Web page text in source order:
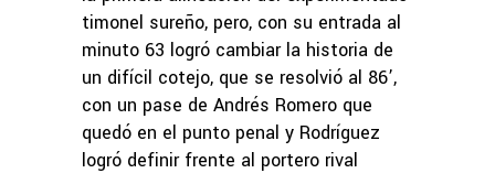
timonel sureño, pero, con su entrada al
minuto 63 logró cambiar la historia de
un difícil cotejo, que se resolvió al 86’,
con un pase de Andrés Romero que
quedó en el punto penal y Rodríguez
logró definir frente al portero rival